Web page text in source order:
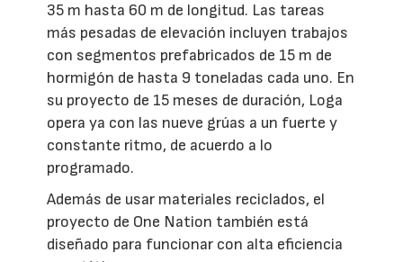
35 m hasta 60 m de longitud. Las tareas
más pesadas de elevación incluyen trabajos
con segmentos prefabricados de 15 m de
hormigón de hasta 9 toneladas cada uno. En
su proyecto de 15 meses de duración, Loga
opera ya con las nueve grúas a un fuerte y
constante ritmo, de acuerdo a lo
programado.
Además de usar materiales reciclados, el
proyecto de One Nation también está
diseñado para funcionar con alta eficiencia